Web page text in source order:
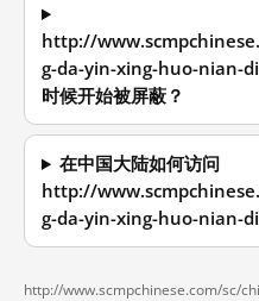
http://
g-da-yin-xing-huo-nian-
时候开始被屏蔽？
在中国大陆如何访问
http://
g-da-yin-xing-huo-nian-
http://www.scmpchinese.com/sc/